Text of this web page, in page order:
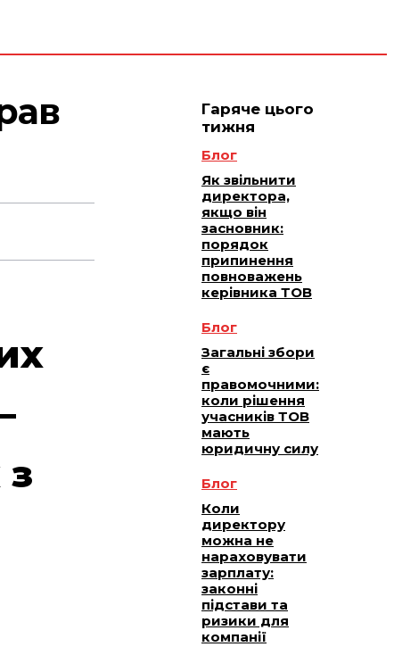
Гаряче цього
тижня
Блог
Як звільнити
директора,
якщо він
засновник:
порядок
припинення
повноважень
керівника ТОВ
Блог
Загальні збори
є
правомочними:
коли рішення
учасників ТОВ
мають
юридичну силу
Блог
Коли
директору
можна не
нараховувати
зарплату:
законні
підстави та
ризики для
компанії